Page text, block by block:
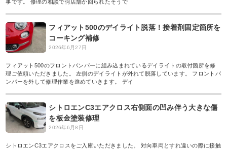
事です。 修理の相談で何店舗か回られたそうで
フィアット500のデイライト脱落！接着剤固定箇所を
コーキング補修
2026年6月27日
フィアット500のフロントバンパーに組み込まれているデイライトの取付箇所を修
理ご依頼いただきました。 左側のデイライトが外れて脱落しています。 フロントバ
ンパーを外して修理作業を進めていきます。 デイ
シトロエンC3エアクロス右側面の凹み伴う大きな傷
を板金塗装修理
2026年6月8日
シトロエンC3エアクロスをご入庫いただきました。 対向車両とすれ違いの際に接触